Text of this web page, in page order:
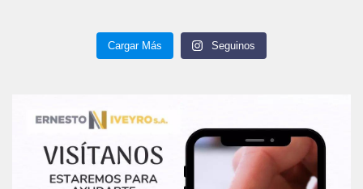
Cargar Más Seguinos